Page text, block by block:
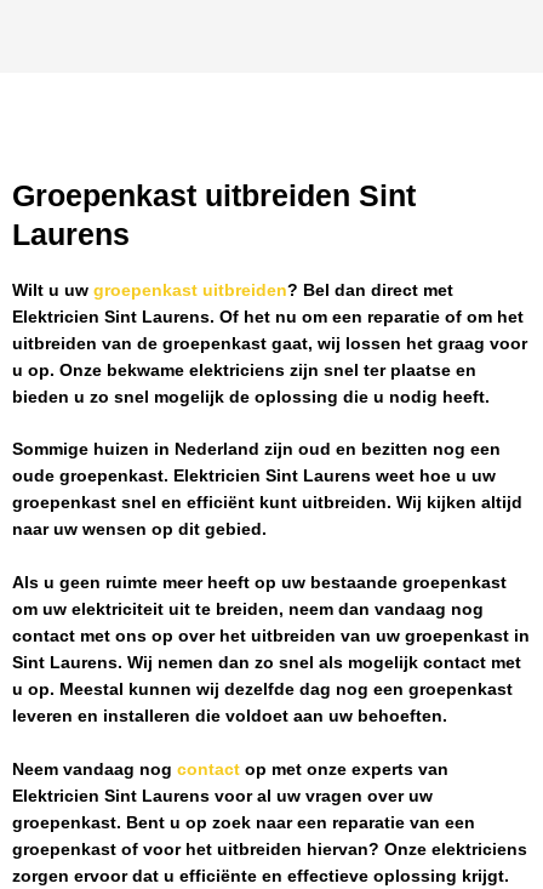
Groepenkast uitbreiden Sint
Laurens
Wilt u uw groepenkast uitbreiden? Bel dan direct met
Elektricien Sint Laurens. Of het nu om een reparatie of om het
uitbreiden van de groepenkast gaat, wij lossen het graag voor
u op. Onze bekwame elektriciens zijn snel ter plaatse en
bieden u zo snel mogelijk de oplossing die u nodig heeft.
Sommige huizen in Nederland zijn oud en bezitten nog een
oude groepenkast. Elektricien Sint Laurens weet hoe u uw
groepenkast snel en efficiënt kunt uitbreiden. Wij kijken altijd
naar uw wensen op dit gebied.
Als u geen ruimte meer heeft op uw bestaande groepenkast
om uw elektriciteit uit te breiden, neem dan vandaag nog
contact met ons op over het uitbreiden van uw groepenkast in
Sint Laurens. Wij nemen dan zo snel als mogelijk contact met
u op. Meestal kunnen wij dezelfde dag nog een groepenkast
leveren en installeren die voldoet aan uw behoeften.
Neem vandaag nog contact op met onze experts van
Elektricien Sint Laurens voor al uw vragen over uw
groepenkast. Bent u op zoek naar een reparatie van een
groepenkast of voor het uitbreiden hiervan? Onze elektriciens
zorgen ervoor dat u efficiënte en effectieve oplossing krijgt.